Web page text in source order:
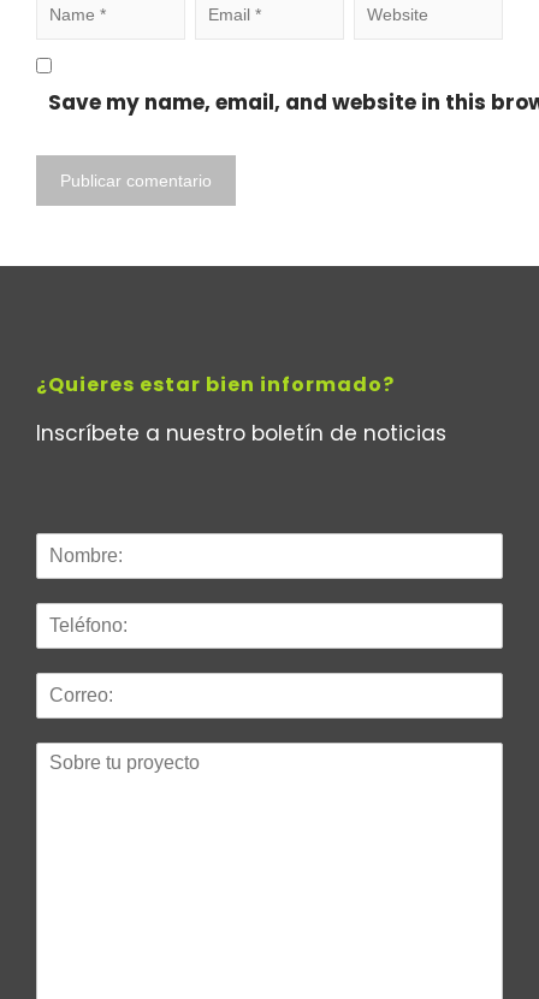
Save my name, email, and website in this
¿Quieres estar bien informado?
Inscríbete a nuestro boletín de noticias